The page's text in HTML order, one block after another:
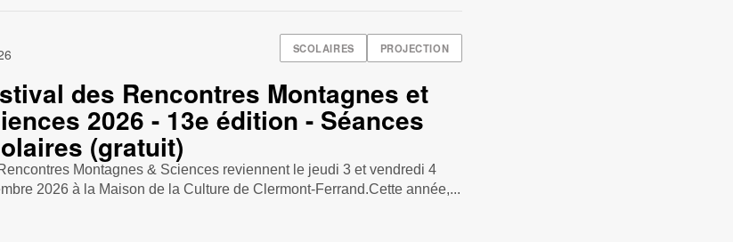
SCOLAIRES PROJECTION
des Rencontres Montagnes et
2026 - 13e édition - Séances
(gratuit)
Montagnes & Sciences reviennent le jeudi 3 et vendredi 4
2026 à la Maison de la Culture de Clermont-Ferrand.Cette année,...